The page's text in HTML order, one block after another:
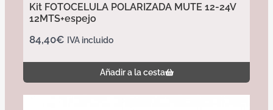
Kit FOTOCELULA POLARIZADA MUTE 12-24V
12MTS+espejo
84,40€ IVA incluido
Añadir a la cesta